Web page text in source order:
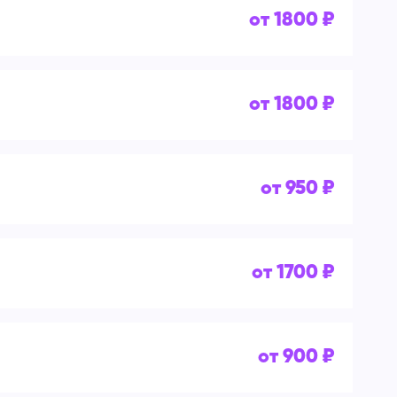
от 1800 ₽
от 1800 ₽
от 950 ₽
от 1700 ₽
от 900 ₽